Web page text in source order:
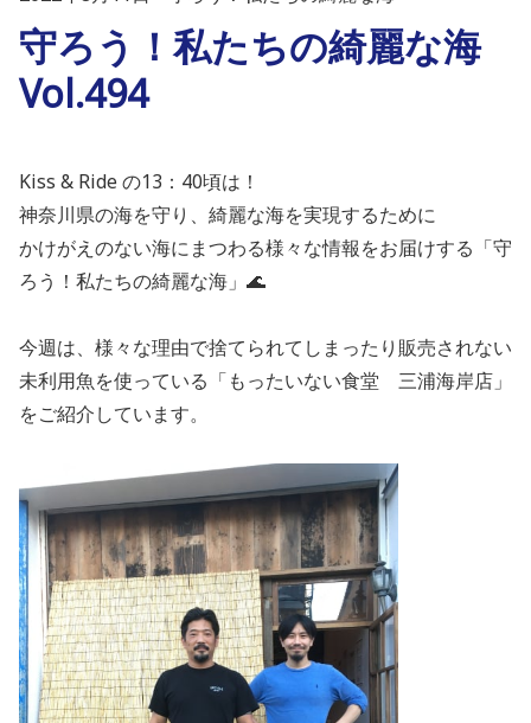
守ろう！私たちの綺麗な海
Vol.494
Kiss & Ride の13：40頃は！
神奈川県の海を守り、綺麗な海を実現するために
かけがえのない海にまつわる様々な情報をお届けする「守
ろう！私たちの綺麗な海」🌊
今週は、様々な理由で捨てられてしまったり販売されない
未利用魚を使っている「もったいない食堂 三浦海岸店」
をご紹介しています。